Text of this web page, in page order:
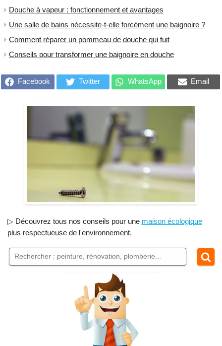
Douche à vapeur : fonctionnement et avantages
Une salle de bains nécessite-t-elle forcément une baignoire ?
Comment réparer un pommeau de douche qui fuit
Conseils pour transformer une baignoire en douche
Facebook Twitter WhatsApp Email
▷ Découvrez tous nos conseils pour une maison écologique
plus respectueuse de l'environnement.